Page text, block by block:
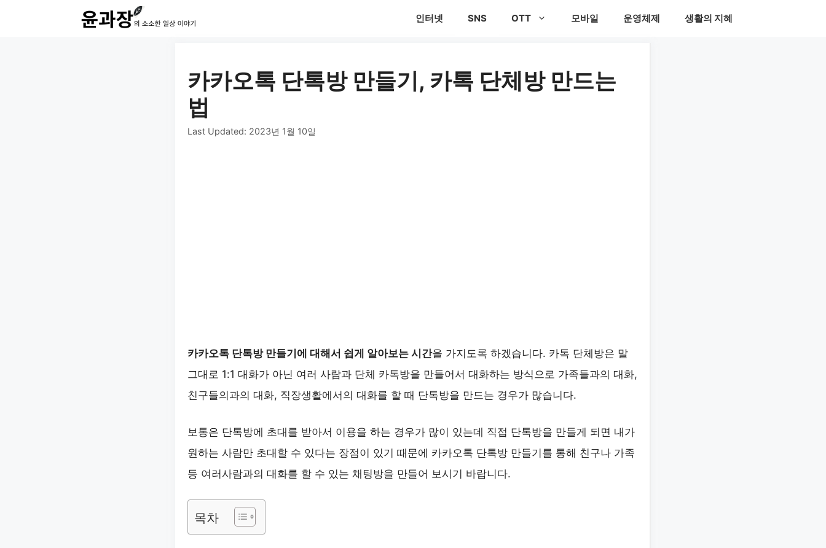
인터넷 SNS OTT 모바일 운영체제 생활의 지혜
카카오톡 단톡방 만들기, 카톡 단체방 만드는
법
Last Updated: 2023년 1월 10일
카카오톡 단톡방 만들기에 대해서 쉽게 알아보는 시간을 가지도록 하겠습니다. 카톡 단체방은 말
그대로 1:1 대화가 아닌 여러 사람과 단체 카톡방을 만들어서 대화하는 방식으로 가족들과의 대화,
친구들의과의 대화, 직장생활에서의 대화를 할 때 단톡방을 만드는 경우가 많습니다.
보통은 단톡방에 초대를 받아서 이용을 하는 경우가 많이 있는데 직접 단톡방을 만들게 되면 내가
원하는 사람만 초대할 수 있다는 장점이 있기 때문에 카카오톡 단톡방 만들기를 통해 친구나 가족
등 여러사람과의 대화를 할 수 있는 채팅방을 만들어 보시기 바랍니다.
목차